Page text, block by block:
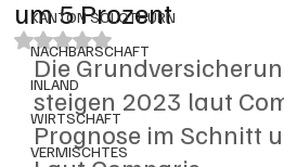
KANTON SOLOTHURN
NACHBARSCHAFT
INLAND
WIRTSCHAFT
VERMISCHTES
um 5 Prozent
Mit NaN von 5 Sternen bewertet.
Die
steigen 2023 laut
Prognose im Schnitt